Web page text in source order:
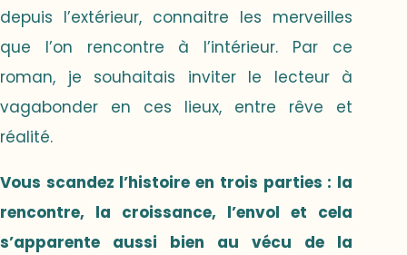
depuis l’extérieur, connaitre les merveilles
que l’on rencontre à l’intérieur. Par ce
roman, je souhaitais inviter le lecteur à
vagabonder en ces lieux, entre rêve et
réalité.
Vous scandez l’histoire en trois parties : la
rencontre, la croissance, l’envol et cela
s’apparente aussi bien au vécu de la